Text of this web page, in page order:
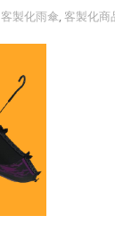
客製化雨傘, 客製化商